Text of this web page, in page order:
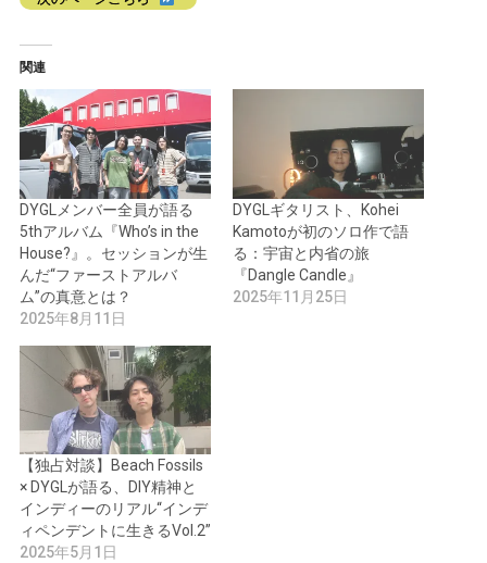
関連
DYGLメンバー全員が語る
5thアルバム『Who’s in the
House?』。セッションが生
んだ“ファーストアルバ
ム”の真意とは？
2025年8月11日
DYGLギタリスト、Kohei
Kamotoが初のソロ作で語
る：宇宙と内省の旅
『Dangle Candle』
2025年11月25日
【独占対談】Beach Fossils
× DYGLが語る、DIY精神と
インディーのリアル“インデ
ィペンデントに生きるVol.2”
2025年5月1日